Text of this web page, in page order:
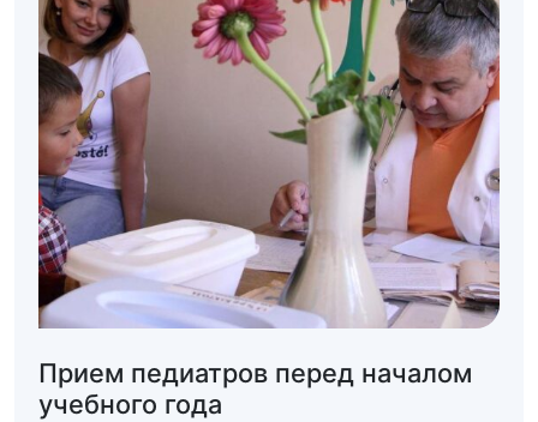
Прием педиатров перед началом
учебного года